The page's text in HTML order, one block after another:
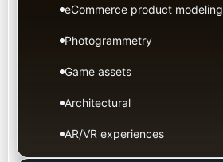
eCommerce product modeling
Photogrammetry
Game assets
Architectural
AR/VR experiences